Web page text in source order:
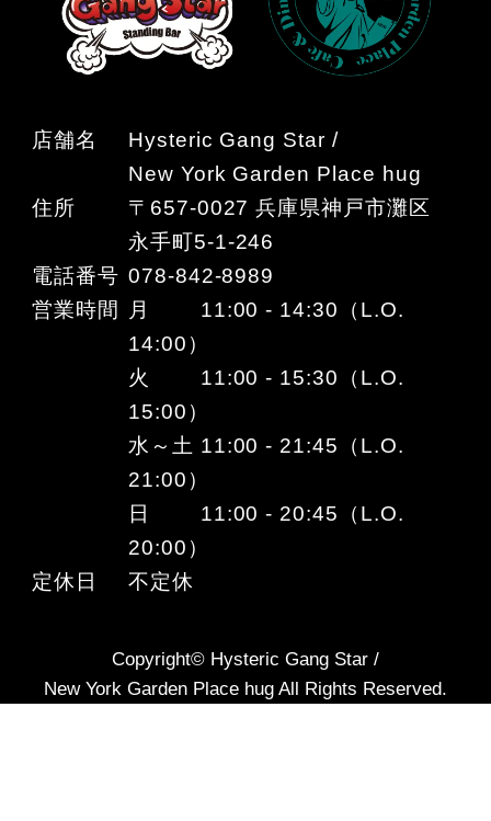
店舗名
Hysteric Gang Star /
New York Garden Place hug
住所
〒657-0027 兵庫県神戸市灘区
永手町5-1-246
電話番号 078-842-8989
営業時間
月 11:00 - 14:30（L.O.
14:00）
火 11:00 - 15:30（L.O.
15:00）
水～土 11:00 - 21:45（L.O.
21:00）
日 11:00 - 20:45（L.O.
20:00）
定休日
不定休
Copyright© Hysteric Gang Star /
New York Garden Place hug All Rights Reserved.